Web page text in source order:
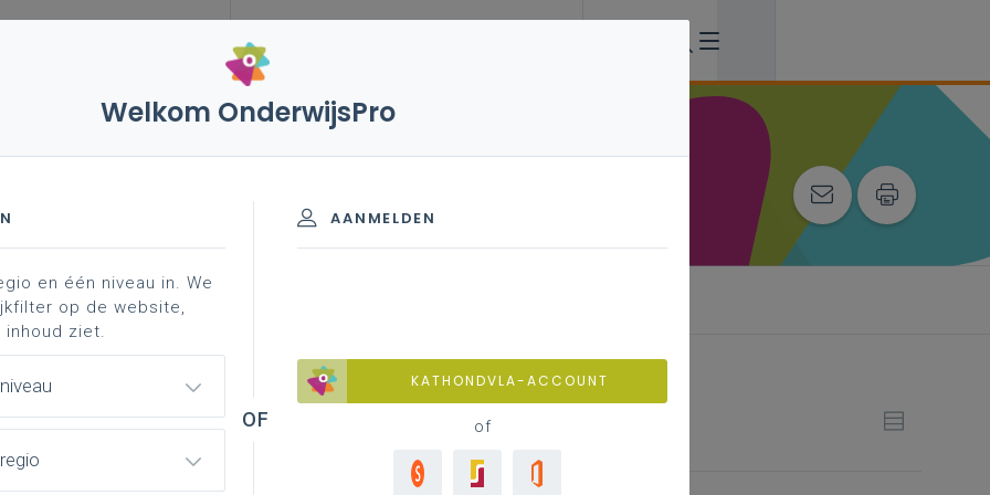
basisinformatie werkplekle ...
- 7de leerjaar
achtergrond
Asfalt- en betonwegenbouwer
Welkom OnderwijsPro
AANMELDEN
KATHONDVLA-ACCOUNT
of
en één niveau in. We
op de website,
ziet.